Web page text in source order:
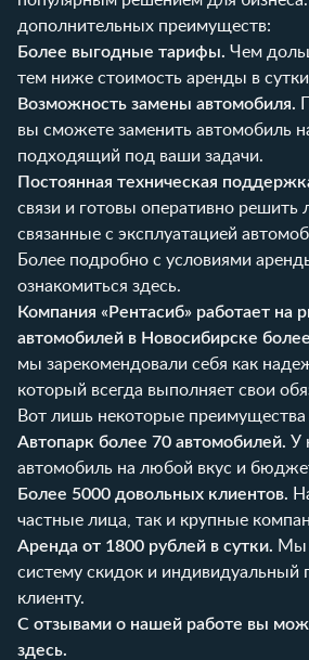
дополнительных преимуществ:
Более выгодные тарифы. Чем
тем ниже стоимость аренды в
Возможность замены автомобиля.
вы сможете заменить автомобиль
подходящий под ваши задачи.
Постоянная техническая
связи и готовы оперативно решить
связанные с эксплуатацией
Более подробно с условиями
ознакомиться здесь.
Компания «Рентасиб» работает на
автомобилей в Новосибирске
мы зарекомендовали себя как
который всегда выполняет свои
Вот лишь некоторые
Автопарк более 70 автомобилей. У
автомобиль на любой вкус и
Более 5000 довольных клиентов.
частные лица, так и крупные
Аренда от 1800 рублей в сутки. Мы
систему скидок и
клиенту.
С отзывами о нашей работе вы
здесь.